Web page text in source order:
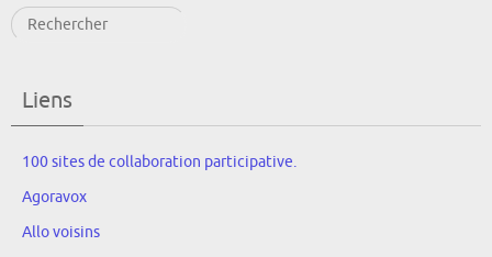
Rechercher
Liens
100 sites de collaboration participative.
Agoravox
Allo voisins